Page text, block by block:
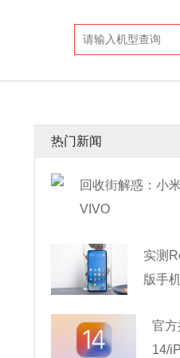
热门新闻
回收街解惑：小
VIVO
实测
版手
官方
14/